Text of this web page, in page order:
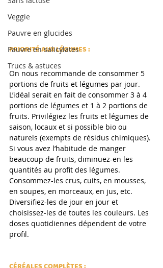
Veggie
Pauvre en glucides
Pauvre en salicylates
Trucs & astuces
PRIORITÉ AUX LÉGUMES :
On nous recommande de consommer 5
portions de fruits et légumes par jour.
L’idéal serait en fait de consommer 3 à 4
portions de légumes et 1 à 2 portions de
fruits. Privilégiez les fruits et légumes de
saison, locaux et si possible bio ou
naturels (exempts de résidus chimiques).
Si vous avez l’habitude de manger
beaucoup de fruits, diminuez-en les
quantités au profit des légumes.
Consommez-les crus, cuits, en mousses,
en soupes, en morceaux, en jus, etc.
Diversifiez-les de jour en jour et
choisissez-les de toutes les couleurs. Les
doses quotidiennes dépendent de votre
profil.